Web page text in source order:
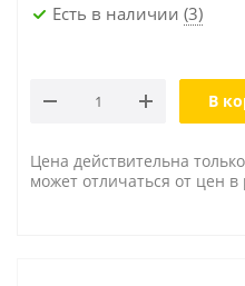
Есть в наличии (3)
В
Цена действительна
может отличаться от цен